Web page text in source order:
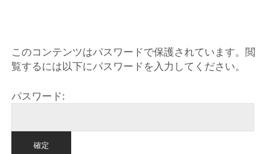
このコンテンツはパスワードで保護されています。閲
覧するには以下にパスワードを入力してください。
パスワード: